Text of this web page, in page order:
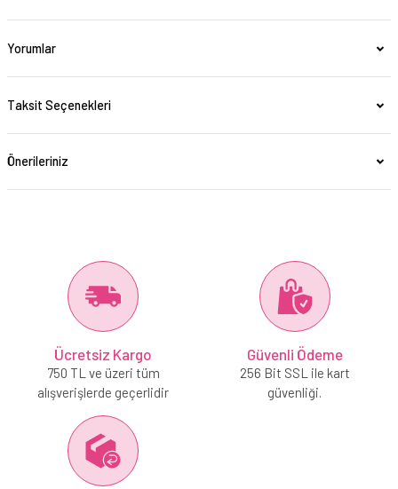
Yorumlar
Taksit Seçenekleri
Önerileriniz
Ücretsiz Kargo
750 TL ve üzeri tüm
alışverişlerde geçerlidir
Güvenli Ödeme
256 Bit SSL ile kart
güvenliği.